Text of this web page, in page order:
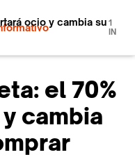
ocio y cambia su 1
IN
el 70%
cambia